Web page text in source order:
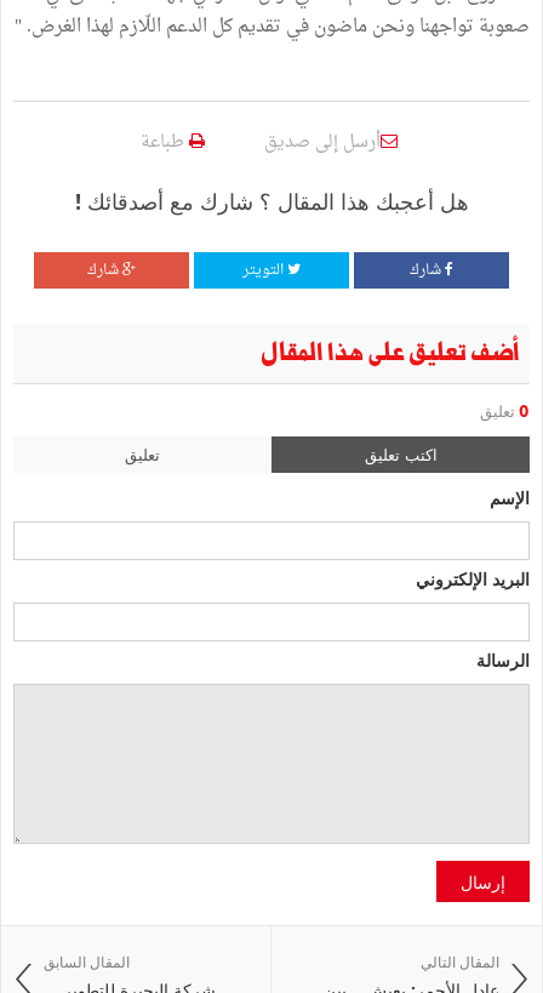
صعوبة تواجهنا ونحن ماضون في تقديم كل الدعم اللّازم لهذا الغرض. "
أرسل إلى صديق طباعة
هل أعجبك هذا المقال ؟ شارك مع أصدقائك !
شارك التويتر شارك
أضف تعليق على هذا المقال
0 تعليق
اكتب تعليق تعليق
الإسم
البريد الإلكتروني
الرسالة
إرسال
المقال السابق المقال التالي